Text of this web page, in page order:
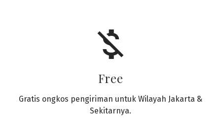
money_off
Free
Gratis ongkos pengiriman untuk Wilayah Jakarta &
Sekitarnya.